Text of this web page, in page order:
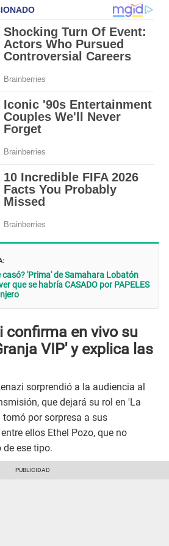
casó? 'Prima' de Samahara Lobatón
que se habría CASADO por PAPELES
confirma en vivo su
VIP' y explica las
sorprendió a la audiencia al
que dejará su rol en 'La
por sorpresa a sus
ellos Ethel Pozo, que no
ese tipo.